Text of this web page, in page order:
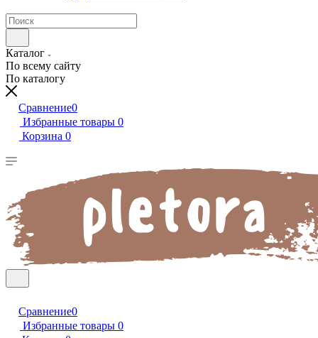
Каталог
По всему сайту
По каталогу
Сравнение0
Избранные товары 0
Корзина 0
Сравнение0
Избранные товары 0